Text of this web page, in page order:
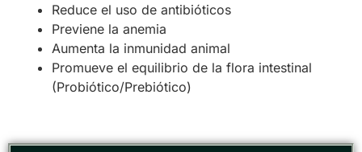
Reduce el uso de antibióticos
Previene la anemia
Aumenta la inmunidad animal
Promueve el equilibrio de la flora intestinal
(Probiótico/Prebiótico)